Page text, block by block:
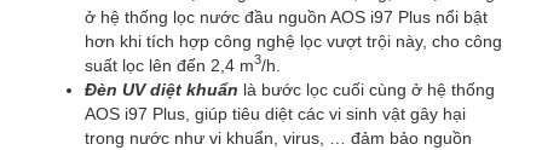
ở hệ thống lọc nước đầu nguồn AOS i97 Plus nổi bật
hơn khi tích hợp công nghệ lọc vượt trội này, cho công
suất lọc lên đến 2,4 m3/h.
Đèn UV diệt khuẩn là bước lọc cuối cùng ở hệ thống
AOS i97 Plus, giúp tiêu diệt các vi sinh vật gây hại
trong nước như vi khuẩn, virus, … đảm bảo nguồn